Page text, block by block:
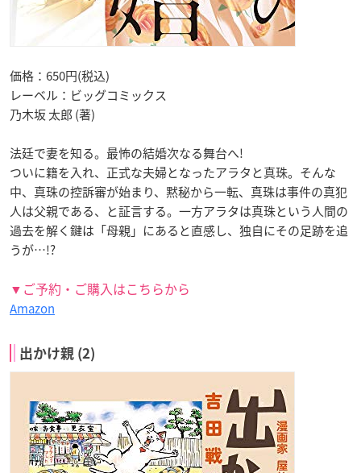
価格：650円(税込)
レーベル：ビッグコミックス
乃木坂 太郎 (著)
法廷で妻を知る。最怖の結婚次なる舞台へ!
ついに籍を入れ、正式な夫婦となったアラタと真珠。そんな
中、真珠の控訴審が始まり、黙秘から一転、真珠は事件の真犯
人は父親である、と証言する。一方アラタは真珠という人間の
過去を解く鍵は「母親」にあると直感し、独自にその足跡を追
うが…!?
▼ご予約・ご購入はこちらから
Amazon
出かけ親 (2)